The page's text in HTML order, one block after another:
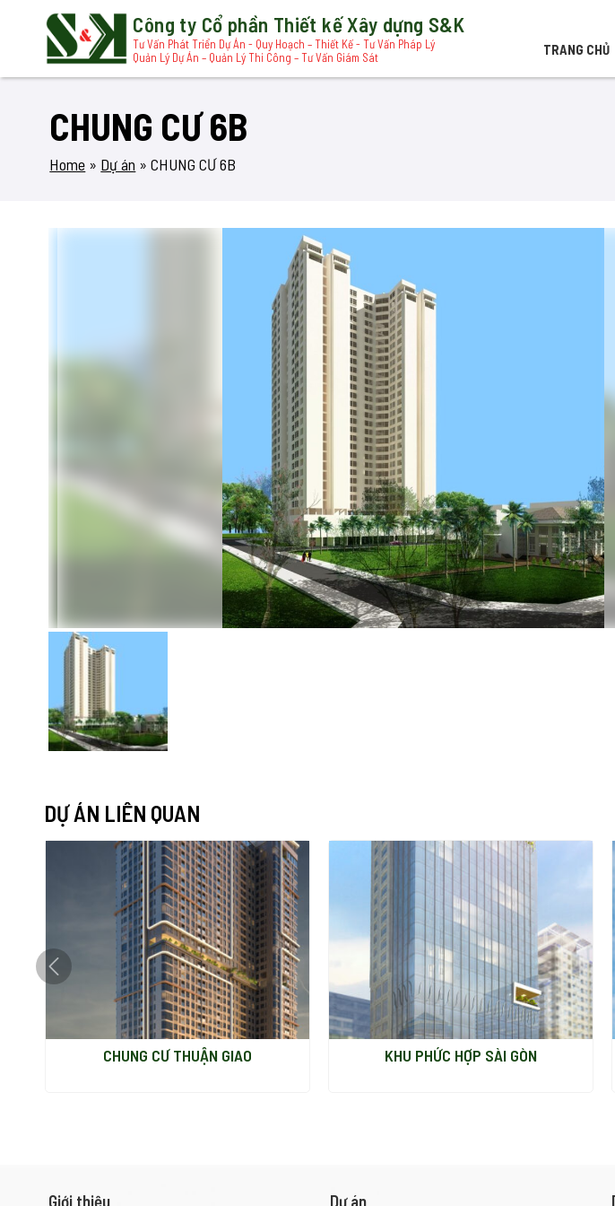
Công ty Cổ phần Thiết kế Xây dựng S&K
Tư Vấn Phát Triển Dự Án - Quy Hoạch – Thiết Kế - Tư Vấn Pháp Lý
Quản Lý Dự Án – Quản Lý Thi Công – Tư Vấn Giám Sát
TRANG CHỦ
CHUNG CƯ 6B
Home » Dự án »CHUNG CƯ 6B
DỰ ÁN LIÊN QUAN
CHUNG CƯ THUẬN GIAO KHU PHỨC HỢP SÀI GÒN
Giới thiệu Dự án